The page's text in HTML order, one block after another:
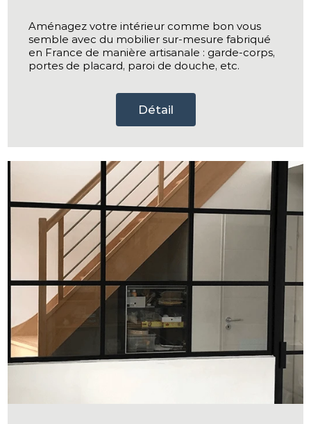
Aménagez votre intérieur comme bon vous
semble avec du mobilier sur-mesure fabriqué
en France de manière artisanale : garde-corps,
portes de placard, paroi de douche, etc.
Détail